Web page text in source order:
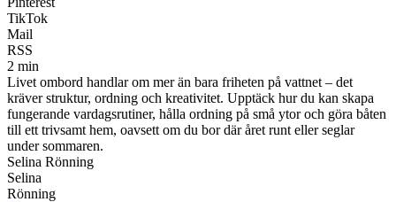
TikTok
Mail
RSS
2 min
Livet ombord handlar om mer än bara friheten på vattnet – det
kräver struktur, ordning och kreativitet. Upptäck hur du kan skapa
fungerande vardagsrutiner, hålla ordning på små ytor och göra båten
till ett trivsamt hem, oavsett om du bor där året runt eller seglar
under sommaren.
Selina Rönning
Selina
Rönning